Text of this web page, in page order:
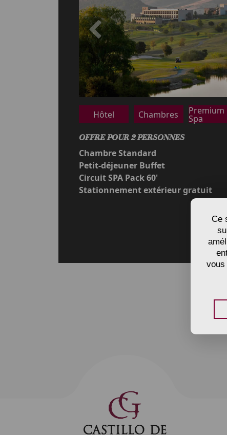
Anterior
Hôtel Chambres Premium
Spa
OFFRE POUR 2 PERSONNES
Chambre Standard
Petit-déjeuner Buffet
Circuit SPA Pack 60'
Stationnement extérieur gratuit
Ce
vous